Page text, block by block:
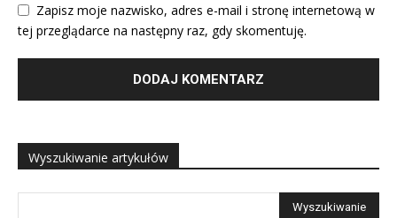
Zapisz moje nazwisko, adres e-mail i stronę internetową w
tej przeglądarce na następny raz, gdy skomentuję.
Wyszukiwanie artykułów